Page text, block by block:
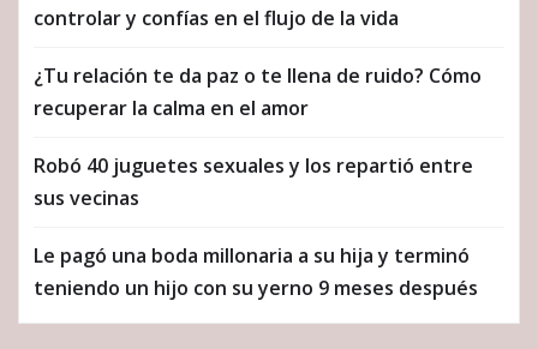
controlar y confías en el flujo de la vida
¿Tu relación te da paz o te llena de ruido? Cómo
recuperar la calma en el amor
Robó 40 juguetes sexuales y los repartió entre
sus vecinas
Le pagó una boda millonaria a su hija y terminó
teniendo un hijo con su yerno 9 meses después